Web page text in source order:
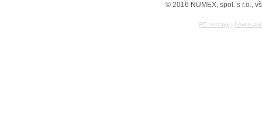
© 2016 NUMEX, spol. s r.o.,
PC sestavy | Levné